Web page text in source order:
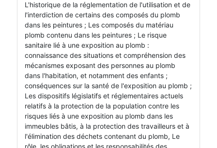
L'historique de la réglementation de l'utilisation et de
l'interdiction de certains des composés du plomb
dans les peintures ; Les composés du matériau
plomb contenu dans les peintures ; Le risque
sanitaire lié à une exposition au plomb :
connaissance des situations et compréhension des
mécanismes exposant des personnes au plomb
dans l'habitation, et notamment des enfants ;
conséquences sur la santé de l'exposition au plomb ;
Les dispositifs législatifs et réglementaires actuels
relatifs à la protection de la population contre les
risques liés à une exposition au plomb dans les
immeubles bâtis, à la protection des travailleurs et à
l'élimination des déchets contenant du plomb, Le